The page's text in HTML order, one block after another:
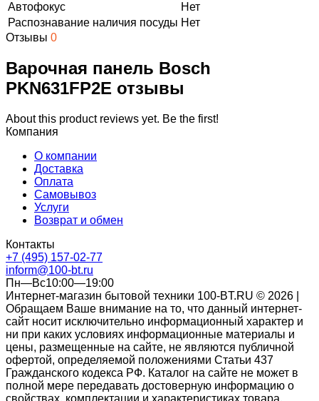
Автофокус
Нет
Распознавание наличия посуды Нет
Отзывы 0
Варочная панель Bosch
PKN631FP2E отзывы
About this product reviews yet. Be the first!
Компания
О компании
Доставка
Оплата
Самовывоз
Услуги
Возврат и обмен
Контакты
+7 (495) 157-02-77
inform@100-bt.ru
Пн—Вс10:00—19:00
Интернет-магазин бытовой техники 100-BT.RU © 2026 |
Обращаем Ваше внимание на то, что данный интернет-
сайт носит исключительно информационный характер и
ни при каких условиях информационные материалы и
цены, размещенные на сайте, не являются публичной
офертой, определяемой положениями Статьи 437
Гражданского кодекса РФ. Каталог на сайте не может в
полной мере передавать достоверную информацию о
свойствах, комплектации и характеристиках товара,